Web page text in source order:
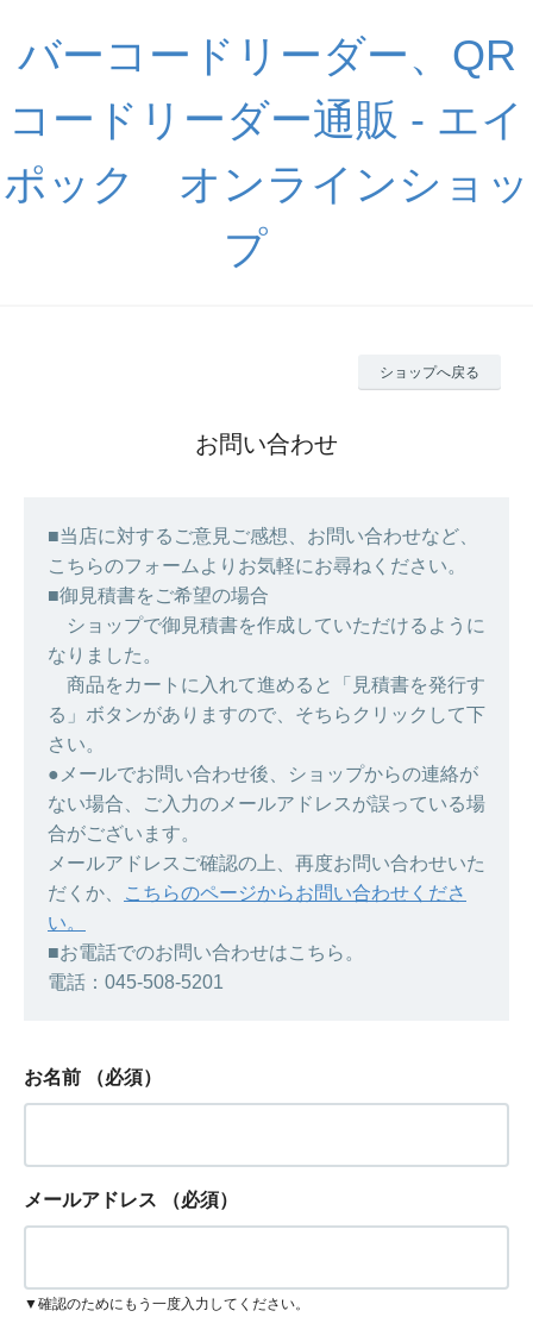
バーコードリーダー、QR
コードリーダー通販 - エイ
ポック オンラインショッ
プ
ショップへ戻る
お問い合わせ
■当店に対するご意見ご感想、お問い合わせなど、
こちらのフォームよりお気軽にお尋ねください。
■御見積書をご希望の場合
ショップで御見積書を作成していただけるように
なりました。
商品をカートに入れて進めると「見積書を発行す
る」ボタンがありますので、そちらクリックして下
さい。
●メールでお問い合わせ後、ショップからの連絡が
ない場合、ご入力のメールアドレスが誤っている場
合がございます。
メールアドレスご確認の上、再度お問い合わせいた
だくか、
こちらのページからお問い合わせくださ
い。
■お電話でのお問い合わせはこちら。
電話：045-508-5201
お名前 （必須）
メールアドレス （必須）
▼確認のためにもう一度入力してください。